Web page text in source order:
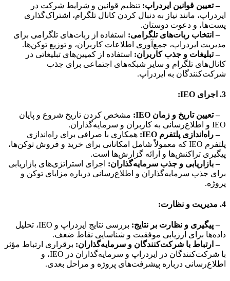
– تعیین قوانین ایردراپ: تنظیم قوانین و شرایط شرکت در
ایردراپ، مانند نیاز به دنبال کردن کانال تلگرام، اشتراک‌گذاری
پست‌ها، و دعوت دوستان.
– انتخاب ربات‌های تلگرامی: استفاده از ربات‌های تلگرامی برای
مدیریت ایردراپ، جمع‌آوری اطلاعات کاربران، و توزیع توکن‌ها.
– تبلیغات و جذب کاربران: استفاده از کمپین‌های تبلیغاتی در
کانال‌های تلگرام و سایر شبکه‌های اجتماعی برای جذب
شرکت‌کنندگان به ایردراپ.
3. اجرای IEO:
– تعیین تاریخ و زمان IEO:
مشخص کردن تاریخ شروع و پایان
IEO و اطلاع‌رسانی به کاربران و سرمایه‌گذاران.
– راه‌اندازی پلتفرم IEO:
همکاری با صرافی برای راه‌اندازی
پلتفرم IEO که معمولاً شامل امکاناتی برای خرید و فروش توکن‌ها،
پیگیری تراکنش‌ها و ارائه گزارش‌ها است.
– بازاریابی و جذب سرمایه‌گذاران: اجرای استراتژی‌های بازاریابی
برای جذب سرمایه‌گذاران و اطلاع‌رسانی درباره مزایای توکن و
پروژه.
4. مدیریت و نظارت:
– پیگیری و نظارت بر نتایج:
بررسی نتایج ایردراپ و IEO، تحلیل
داده‌ها برای ارزیابی موفقیت و شناسایی نقاط ضعف.
– ارتباط با شرکت‌کنندگان و سرمایه‌گذاران: برقراری ارتباط مؤثر
با شرکت‌کنندگان در ایردراپ و سرمایه‌گذاران در IEO، و
اطلاع‌رسانی درباره پیشرفت‌های پروژه و مراحل بعدی.